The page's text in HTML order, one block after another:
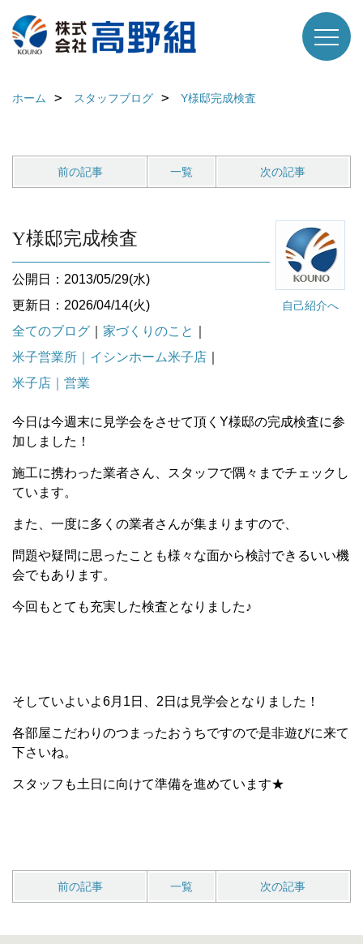
ホーム スタッフブログ Y様邸完成検査
前の記事 一覧 次の記事
自己紹介へ
Y様邸完成検査
公開日：2013/05/29(水)
更新日：2026/04/14(火)
全てのブログ
家づくりのこと
米子営業所｜イシンホーム米子店
米子店｜営業
今日は今週末に見学会をさせて頂くY様邸の完成検査に参
加しました！
施工に携わった業者さん、スタッフで隅々までチェックし
ています。
また、一度に多くの業者さんが集まりますので、
問題や疑問に思ったことも様々な面から検討できるいい機
会でもあります。
今回もとても充実した検査となりました♪
そしていよいよ6月1日、2日は見学会となりました！
各部屋こだわりのつまったおうちですので是非遊びに来て
下さいね。
スタッフも土日に向けて準備を進めています★
前の記事 一覧 次の記事